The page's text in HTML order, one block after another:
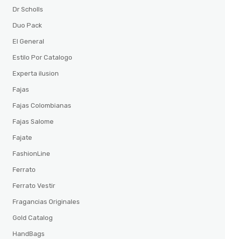
Dr Scholls
Duo Pack
El General
Estilo Por Catalogo
Experta ilusion
Fajas
Fajas Colombianas
Fajas Salome
Fajate
FashionLine
Ferrato
Ferrato Vestir
Fragancias Originales
Gold Catalog
HandBags